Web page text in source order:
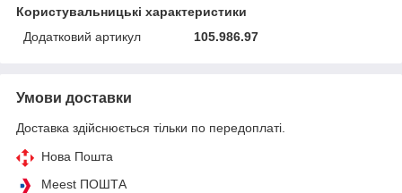
Користувальницькі характеристики
Додатковий артикул
105.986.97
Умови доставки
Доставка здійснюється тільки по передоплаті.
Нова Пошта
Meest ПОШТА